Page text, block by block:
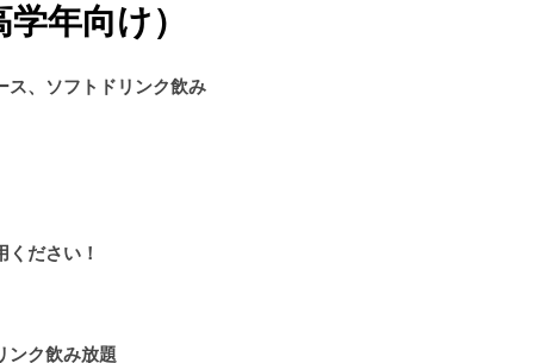
年向け）
ス、ソフトドリンク飲み
ださい！
ンク飲み放題